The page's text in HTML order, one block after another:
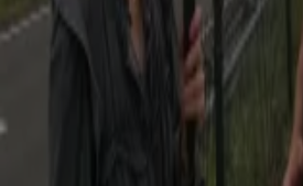
Chaos in Nederland: waarom ligt het land plat bij een
5 jan, 19:49
Hogesnelheidslijn is waar hoofdpijndossier: 'Dit is
23 dec 2025, 18:27
Files worden alsmaar langer: 'Steeds minder leuk op de
25 nov 2025, 20:06
Fatbikes en e-bikes rijden straks harder dan auto’s: